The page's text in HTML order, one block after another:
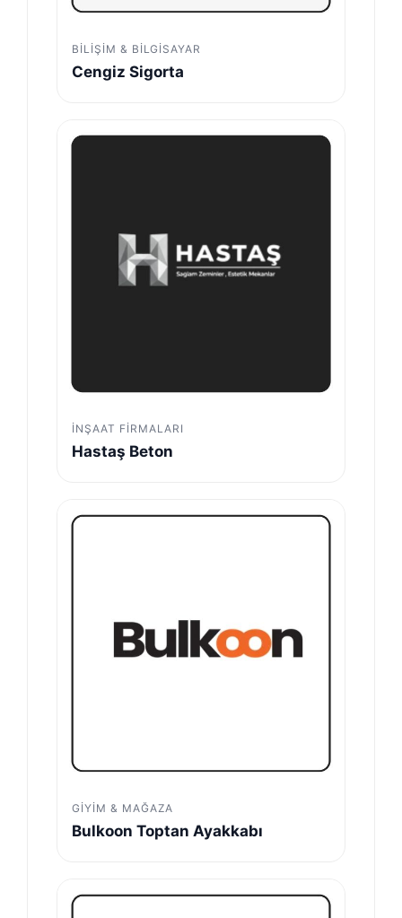
BILIŞIM & BILGISAYAR
Cengiz Sigorta
İNŞAAT FIRMALARI
Hastaş Beton
GIYIM & MAĞAZA
Bulkoon Toptan Ayakkabı